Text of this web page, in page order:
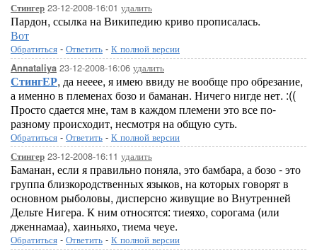
Стингер 23-12-2008-16:01 удалить
Пардон, ссылка на Википедию криво прописалась.
Вот
Обратиться - Ответить - К полной версии
Annataliya 23-12-2008-16:06 удалить
СтингЕР, да нееее, я имею ввиду не вообще про обрезание,
а именно в племенах бозо и баманан. Ничего нигде нет. :((
Просто сдается мне, там в каждом племени это все по-
разному происходит, несмотря на общую суть.
Обратиться - Ответить - К полной версии
Стингер 23-12-2008-16:11 удалить
Баманан, если я правильно поняла, это бамбара, а бозо - это
группа близкородственных языков, на которых говорят в
основном рыболовы, дисперсно живущие во Внутренней
Дельте Нигера. К ним относятся: тиеяхо, сорогама (или
дженнамаа), хаиньяхо, тиема чеуе.
Обратиться - Ответить - К полной версии